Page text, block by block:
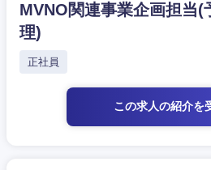
MVNO関連事業企画担当(
理)
正社員
この求人の紹介を